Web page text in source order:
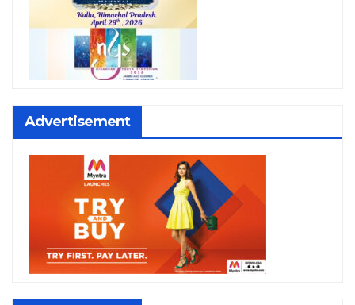
Advertisement